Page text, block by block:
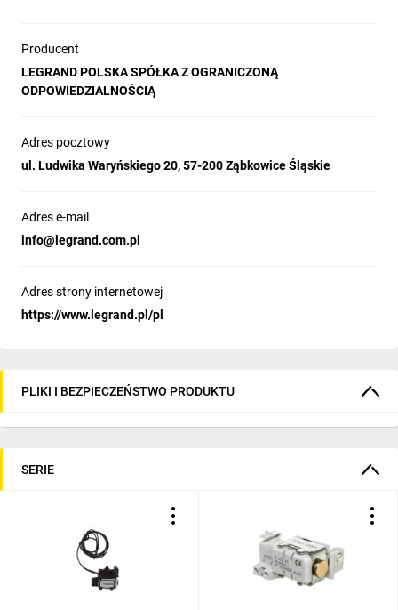
Producent
LEGRAND POLSKA SPÓŁKA Z OGRANICZONĄ
ODPOWIEDZIALNOŚCIĄ
Adres pocztowy
ul. Ludwika Waryńskiego 20, 57-200 Ząbkowice Śląskie
Adres e-mail
info@legrand.com.pl
Adres strony internetowej
https://www.legrand.pl/pl
PLIKI I BEZPIECZEŃSTWO PRODUKTU
SERIE